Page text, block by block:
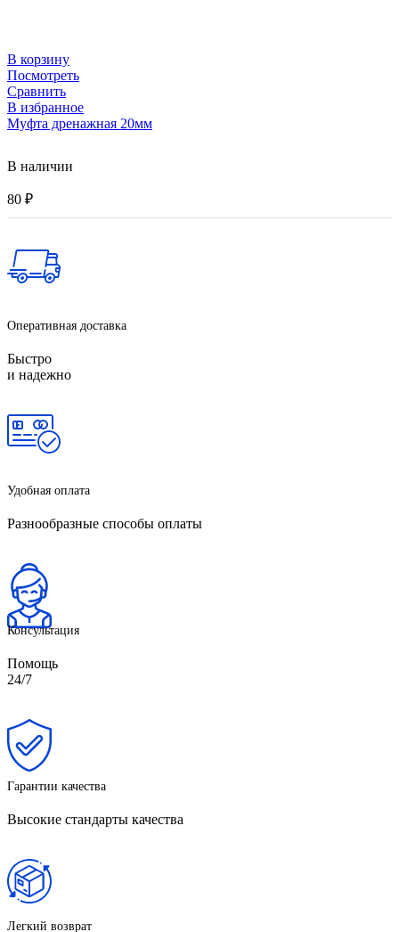
В корзину
Посмотреть
Сравнить
В избранное
Муфта дренажная 20мм
В наличии
80 ₽
Оперативная доставка
Быстро
и надежно
Удобная оплата
Разнообразные способы оплаты
Консультация
Помощь
24/7
Гарантии качества
Высокие стандарты качества
Легкий возврат